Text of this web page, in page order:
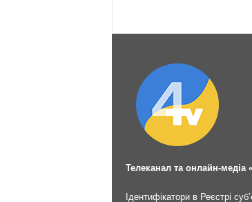
Телеканал та онлайн-медіа
Ідентифікатори в Реєстрі